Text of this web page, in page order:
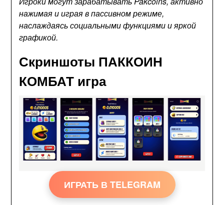
нажимая и играя в пассивном режиме,
наслаждаясь социальными функциями и яркой
графикой.
Скриншоты ПАККОИН
КОМБАТ игра
ИГРАТЬ В TELEGRAM